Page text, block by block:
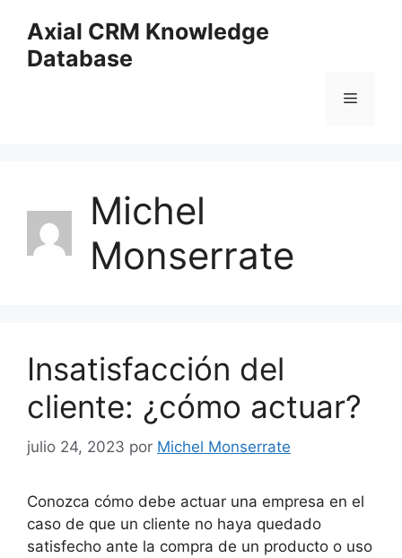
contenido
Axial CRM Knowledge
Database
Menú
Michel
Monserrate
Insatisfacción del
cliente: ¿cómo actuar?
julio 24, 2023 por Michel Monserrate
Conozca cómo debe actuar una empresa en el
caso de que un cliente no haya quedado
satisfecho ante la compra de un producto o uso